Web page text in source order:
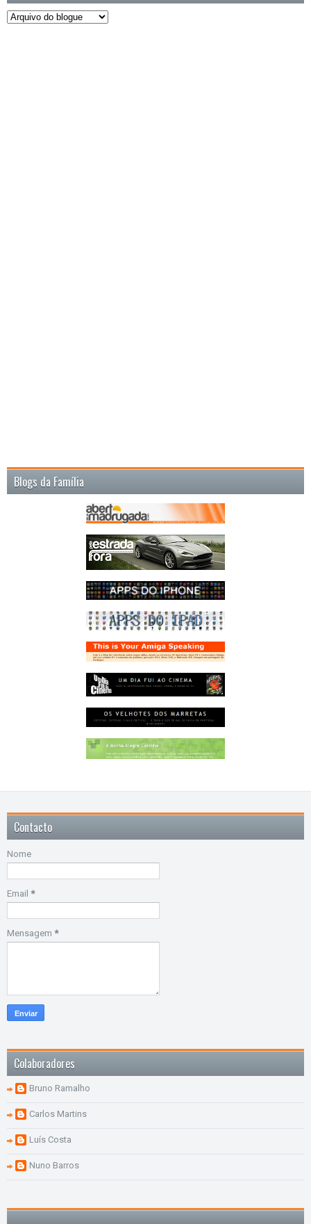
Blogs da Família
Contacto
Nome
Email *
Mensagem *
Colaboradores
Bruno Ramalho
Carlos Martins
Luís Costa
Nuno Barros